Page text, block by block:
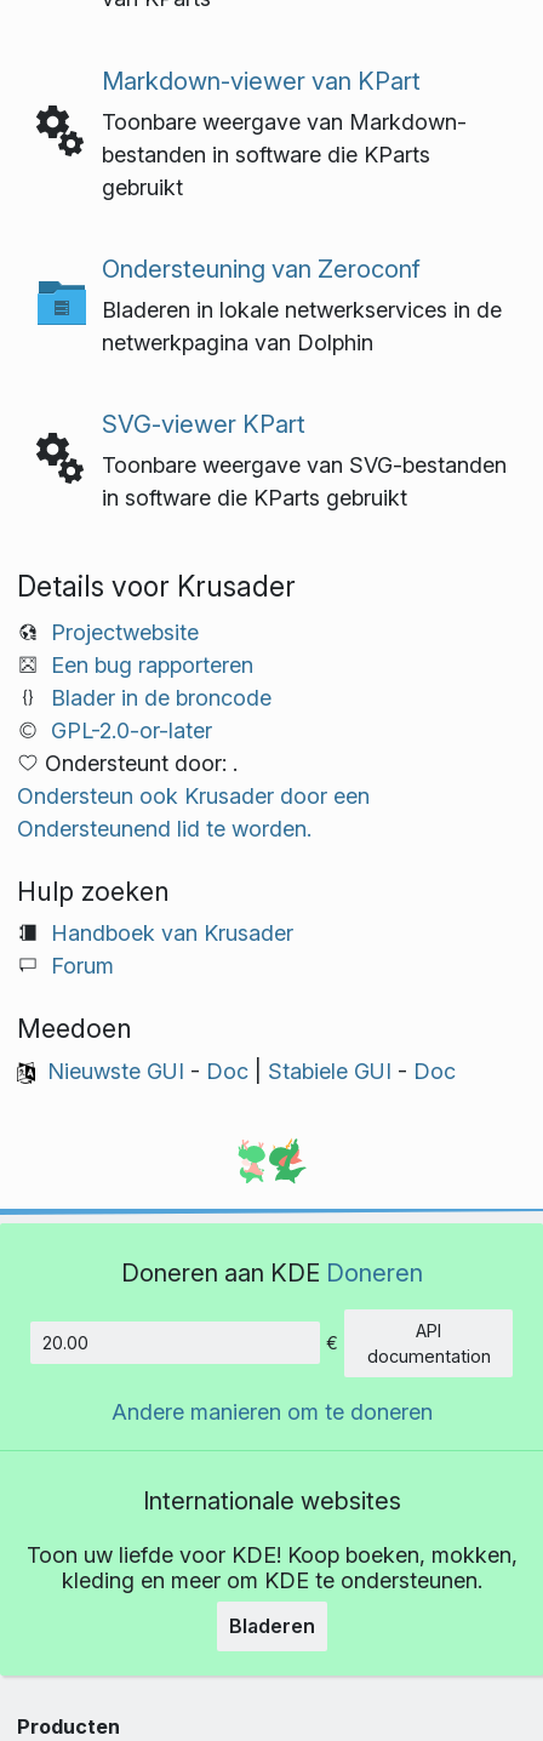
Markdown-viewer van KPart
Toonbare weergave van Markdown-
bestanden in software die KParts
gebruikt
Ondersteuning van Zeroconf
Bladeren in lokale netwerkservices in de
netwerkpagina van Dolphin
SVG-viewer KPart
Toonbare weergave van SVG-bestanden
in software die KParts gebruikt
Details voor Krusader
Projectwebsite
Een bug rapporteren
Blader in de broncode
GPL-2.0-or-later
Ondersteunt door: .
Ondersteun ook Krusader door een
Ondersteunend lid te worden.
Hulp zoeken
Handboek van Krusader
Forum
Meedoen
Nieuwste GUI - Doc| Stabiele GUI - Doc
Doneren aan KDE Doneren
Hoeveelheid
€
API
documentation
Andere manieren om te doneren
Internationale websites
Toon uw liefde voor KDE! Koop boeken, mokken,
kleding en meer om KDE te ondersteunen.
Bladeren
Producten